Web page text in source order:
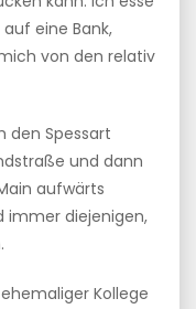
eine Bank,
von den relativ
den Spessart
und dann
aufwärts
immer diejenigen,
Kollege